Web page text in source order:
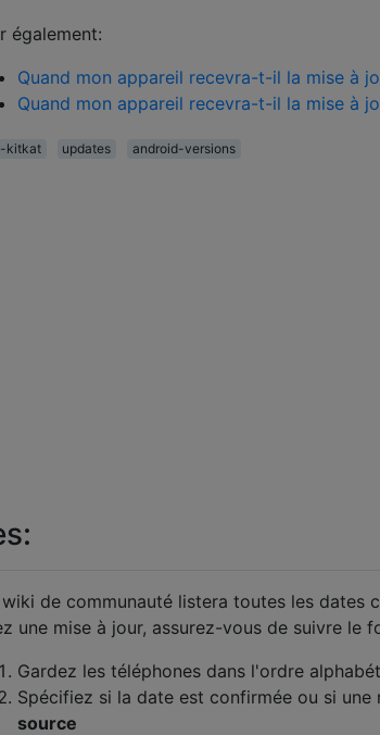
également:
Quand mon appareil recevra-t-il la mise à
Quand mon appareil recevra-t-il la mise à
kitkat updates android-versions
de communauté listera toutes les dates
une mise à jour, assurez-vous de suivre le
Gardez les téléphones dans l'ordre
Spécifiez si la date est confirmée ou si
source